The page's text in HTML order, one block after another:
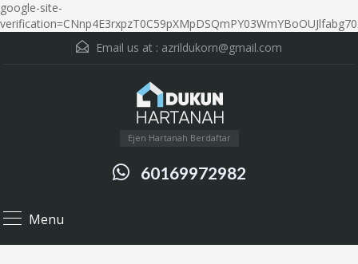
google-site-
verification=CNnp4E3rxpzT0C59pXMpDSQmPY03WmYBoOUJlfabg70
Email us at : azrildukorn@gmail.com
Ejen Hartanah Berdaftar
60169972982
Menu